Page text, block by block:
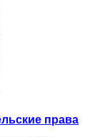
права